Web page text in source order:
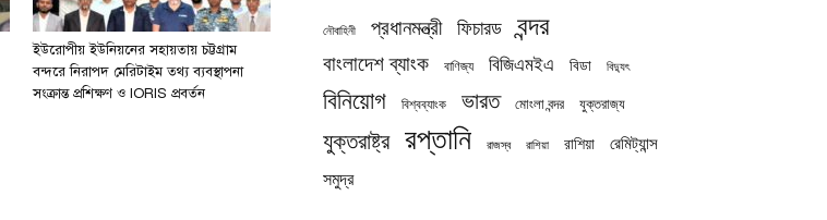
ইউরোপীয় ইউনিয়নের সহায়তায় চট্টগ্রাম
বন্দরে নিরাপদ মেরিটাইম তথ্য ব্যবস্থাপনা
সংক্রান্ত প্রশিক্ষণ ও IORIS প্রবর্তন
নৌবাহিনী প্রধানমন্ত্রী ফিচারড বন্দর
বাংলাদেশ ব্যাংক বাণিজ্য বিজিএমইএ বিডা বিদ্যুৎ
বিনিয়োগ বিশ্বব্যাংক ভারত মোংলা বন্দর যুক্তরাজ্য
যুক্তরাষ্ট্র রপ্তানি রাজস্ব রাশিয়া রাশিয়া রেমিট্যান্স
সমুদ্র